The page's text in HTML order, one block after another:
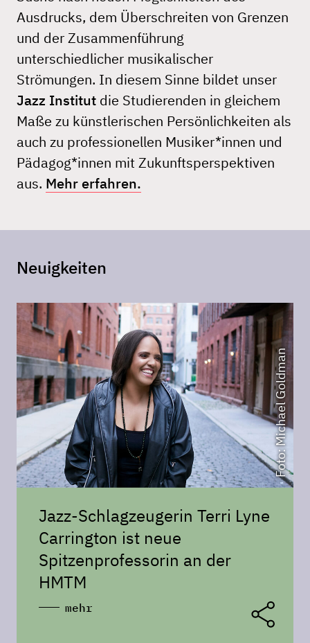
Ausdrucks, dem Überschreiten von Grenzen
und der Zusammenführung
unterschiedlicher musikalischer
Strömungen. In diesem Sinne bildet unser
Jazz Institut die Studierenden in gleichem
Maße zu künstlerischen Persönlichkeiten als
auch zu professionellen Musiker*innen und
Pädagog*innen mit Zukunftsperspektiven
aus. Mehr erfahren.
Neuigkeiten
Foto: Michael Goldman
Jazz-Schlagzeugerin Terri Lyne
Carrington ist neue
Spitzenprofessorin an der
HMTM
mehr